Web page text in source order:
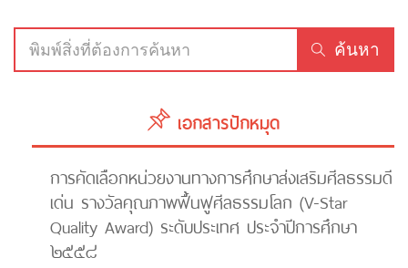
ค้นหา
เอกสารปักหมุด
การคัดเลือกหน่วยงานทางการศึกษาส่งเสริมศีลธรรมดี
เด่น รางวัลคุณภาพฟื้นฟูศีลธรรมโลก (V-Star
Quality Award) ระดับประเทศ ประจำปีการศึกษา
๒๕๕๘